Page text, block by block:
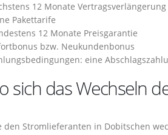
12 Monate Vertragsverlängerung
Pakettarife
12 Monate Preisgarantie
bzw. Neukundenbonus
eine
sich das Wechseln
den Stromlieferanten in Dobitschen